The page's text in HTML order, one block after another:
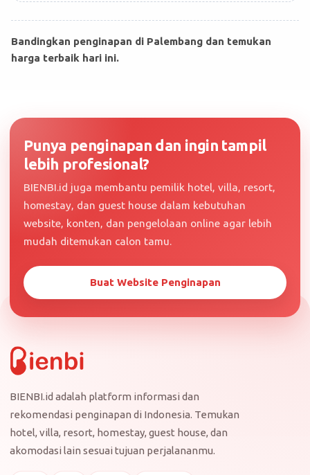
Bandingkan penginapan di Palembang dan temukan
harga terbaik hari ini.
Punya penginapan dan ingin tampil
lebih profesional?
BIENBI.id juga membantu pemilik hotel, villa, resort,
homestay, dan guest house dalam kebutuhan
website, konten, dan pengelolaan online agar lebih
mudah ditemukan calon tamu.
Buat Website Penginapan
BIENBI.id adalah platform informasi dan
rekomendasi penginapan di Indonesia. Temukan
hotel, villa, resort, homestay, guest house, dan
akomodasi lain sesuai tujuan perjalananmu.